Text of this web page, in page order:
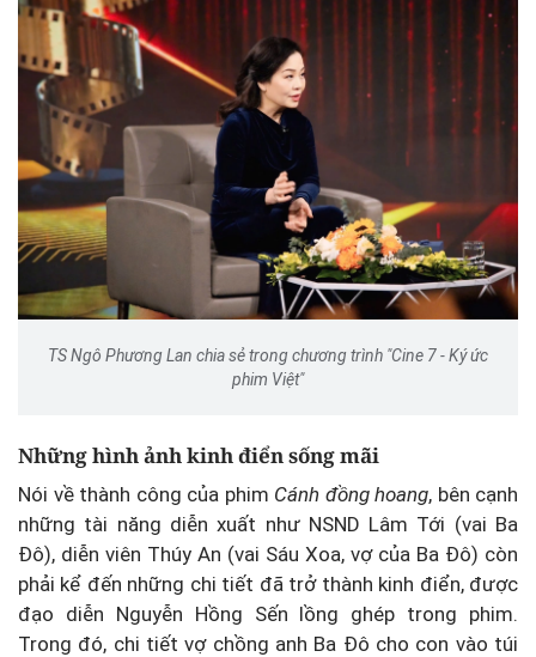
TS Ngô Phương Lan chia sẻ trong chương trình "Cine 7 - Ký ức
phim Việt"
Những hình ảnh kinh điển sống mãi
Nói về thành công của phim Cánh đồng hoang, bên cạnh
những tài năng diễn xuất như NSND Lâm Tới (vai Ba
Đô), diễn viên Thúy An (vai Sáu Xoa, vợ của Ba Đô) còn
phải kể đến những chi tiết đã trở thành kinh điển, được
đạo diễn Nguyễn Hồng Sến lồng ghép trong phim.
Trong đó, chi tiết vợ chồng anh Ba Đô cho con vào túi